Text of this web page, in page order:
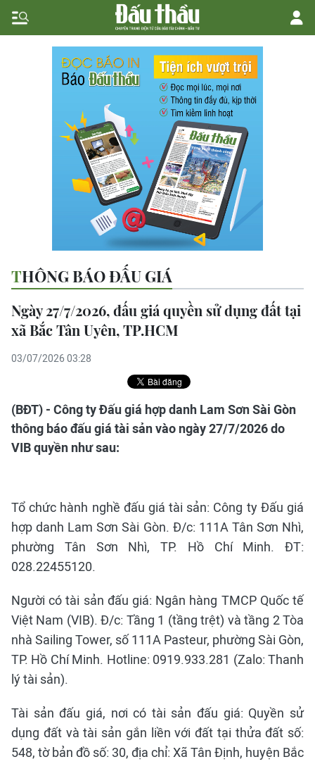
THÔNG BÁO ĐẤU GIÁ
Ngày 27/7/2026, đấu giá quyền sử dụng đất tại
xã Bắc Tân Uyên, TP.HCM
03/07/2026 03:28
(BĐT) - Công ty Đấu giá hợp danh Lam Sơn Sài Gòn
thông báo đấu giá tài sản vào ngày 27/7/2026 do
VIB quyền như sau:
Tổ chức hành nghề đấu giá tài sản: Công ty Đấu giá
hợp danh Lam Sơn Sài Gòn. Đ/c: 111A Tân Sơn Nhì,
phường Tân Sơn Nhì, TP. Hồ Chí Minh. ĐT:
028.22455120.
Người có tài sản đấu giá: Ngân hàng TMCP Quốc tế
Việt Nam (VIB). Đ/c: Tầng 1 (tầng trệt) và tầng 2 Tòa
nhà Sailing Tower, số 111A Pasteur, phường Sài Gòn,
TP. Hồ Chí Minh. Hotline: 0919.933.281 (Zalo: Thanh
lý tài sản).
Tài sản đấu giá, nơi có tài sản đấu giá: Quyền sử
dụng đất và tài sản gắn liền với đất tại thửa đất số:
548, tờ bản đồ số: 30, địa chỉ: Xã Tân Định, huyện Bắc